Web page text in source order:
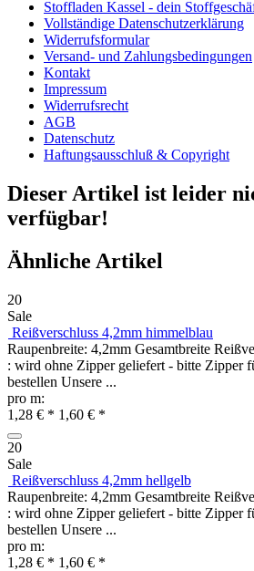
Stoffladen Kassel - dein
Vollständige Datenschutzerklärung
Widerrufsformular
Versand- und Zahlungsbedingungen
Kontakt
Impressum
Widerrufsrecht
AGB
Datenschutz
Haftungsausschluß & Copyright
Dieser Artikel ist leider
verfügbar!
Ähnliche Artikel
20
Sale
Reißverschluss 4,2mm himmelblau
Raupenbreite: 4,2mm Gesamtbreite
: wird ohne Zipper geliefert - bitte Zipper
bestellen Unsere ...
pro m:
1,28 € * 1,60 € *
20
Sale
Reißverschluss 4,2mm hellgelb
Raupenbreite: 4,2mm Gesamtbreite
: wird ohne Zipper geliefert - bitte Zipper
bestellen Unsere ...
pro m:
1,28 € * 1,60 € *